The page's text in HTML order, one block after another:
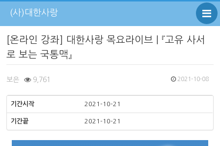
(사)대한사랑
[온라인 강좌] 대한사랑 목요라이브 | 『고유 사서
로 보는 국통맥』
보은 9,761 2021-10-08
기간시작 2021-10-21
기간끝 2021-10-21